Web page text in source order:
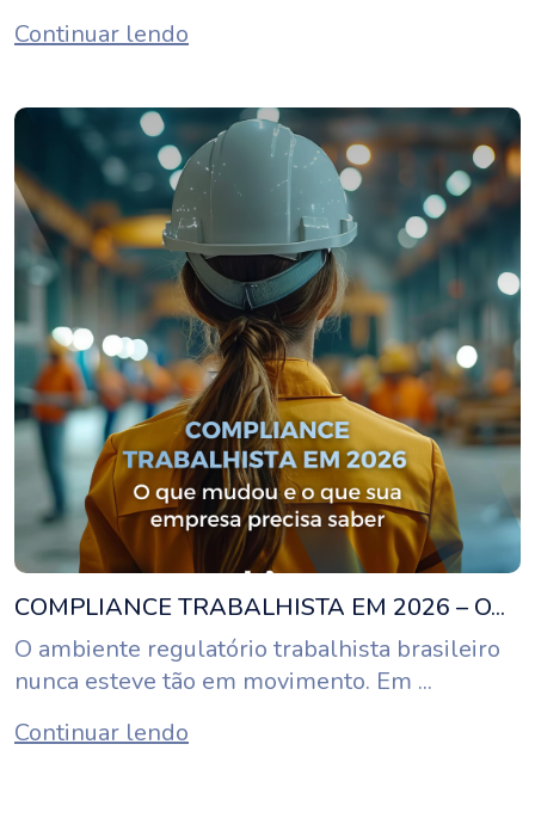
Continuar lendo
COMPLIANCE TRABALHISTA EM 2026 – O...
O ambiente regulatório trabalhista brasileiro
nunca esteve tão em movimento. Em ...
Continuar lendo